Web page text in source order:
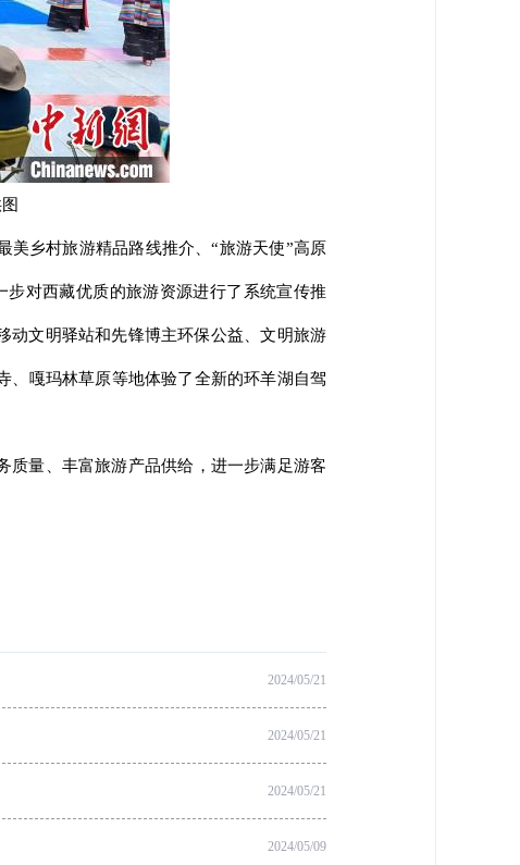
乡村旅游精品路线推介、“旅游天使”高原
对西藏优质的旅游资源进行了系统宣传推
动文明驿站和先锋博主环保公益、文明旅游
、嘎玛林草原等地体验了全新的环羊湖自驾
质量、丰富旅游产品供给，进一步满足游客
2024/05/21
2024/05/21
2024/05/21
2024/05/09